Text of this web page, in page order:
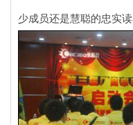
少成员还是慧聪的忠实读